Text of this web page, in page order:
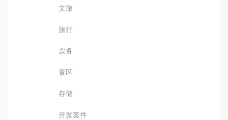
文旅
旅行
票务
景区
存储
开发套件